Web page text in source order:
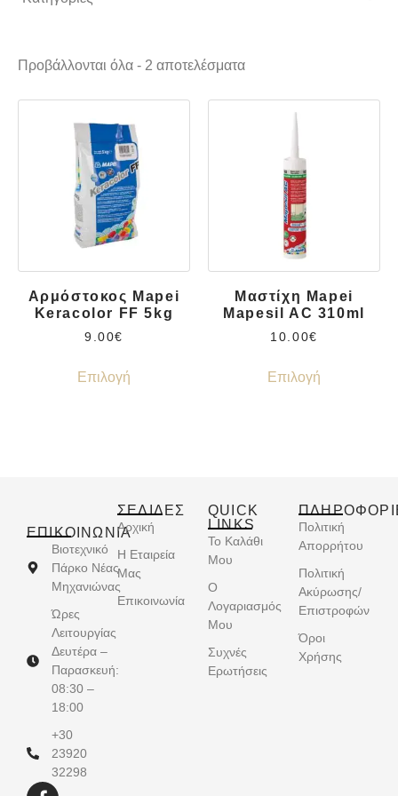
Αφροί - Σιλικόνες
Προβάλλονται όλα - 2 αποτελέσματα
Αρμόστοκος Mapei
Keracolor FF 5kg
9.00€
Επιλογή
Μαστίχη Mapei
Mapesil AC 310ml
10.00€
Επιλογή
ΕΠΙΚΟΙΝΩΝΊΑ
Βιοτεχνικό
Πάρκο Νέας
Μηχανιώνας
Ώρες
Λειτουργίας
Δευτέρα –
Παρασκευή:
08:30 –
18:00
+30
23920
32298
ΣΕΛΙΔΕΣ
Αρχική
Η Εταιρεία
Μας
Επικοινωνία
QUICK
LINKS
Το Καλάθι
Μου
Ο
Λογαριασμός
Μου
Συχνές
Ερωτήσεις
Πολιτική
Απορρήτου
Πολιτική
Ακύρωσης/
Επιστροφών
Όροι
Χρήσης